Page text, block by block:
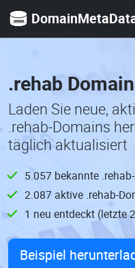
.rehab
Laden Sie neue,
.rehab-Domains
täglich aktualisiert
5.057 bekannte
2.087 aktive .rehab-
1 neu entdeckt (letzte
Beispiel